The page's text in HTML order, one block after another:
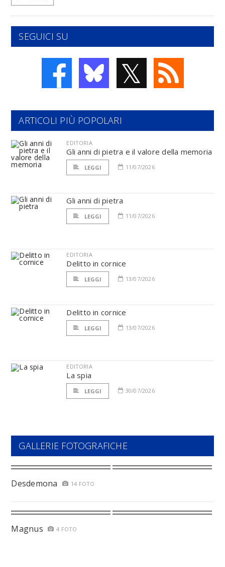
SEGUICI SU
𝕏
ARTICOLI PIÙ POPOLARI
EDITORIA
Gli anni di pietra e il valore della memoria
LEGGI 11/07/2026
Gli anni di pietra
LEGGI 11/07/2026
EDITORIA
Delitto in cornice
LEGGI 13/07/2026
Delitto in cornice
LEGGI 13/07/2026
EDITORIA
La spia
LEGGI 30/07/2026
GALLERIE FOTOGRAFICHE
Desdemona 14 FOTO
Magnus 4 FOTO